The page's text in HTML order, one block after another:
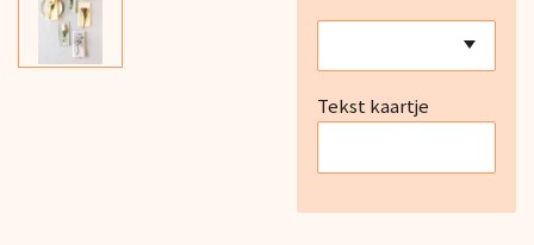
Tekst kaartje